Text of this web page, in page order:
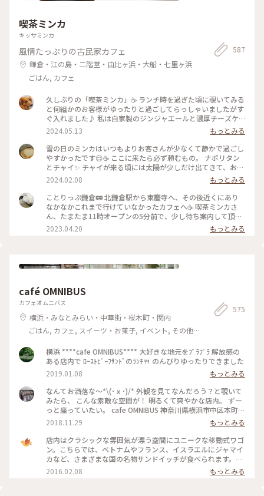
喫茶ミンカ
キッサミンカ
風情たっぷりの古民家カフェ
鎌倉・江の島・二階堂・由比ヶ浜・大船・七里ヶ浜
ごはん, カフェ
587
久しぶりの「喫茶ミンカ」☕️ ランチ時を過ぎた頃に覗いてみる
と何組かのお客様がゆったりと過ごしてらっしゃいましたがす
ぐ入れました♪ 私は自家製のジンジャエールと濃厚チーズケ
ーキ😋 友達は念願のプリン🍮食べれて幸せそうでした🍀 アン
テークな家具や小物 たくさんの本に囲まれて本好き同士「こ
こでゆったりと本を読んで過ごしたいねぇ💕」 #大好きな北鎌
倉をご案内
2024.05.13
もっとみる
雪の日のミンカはいつもよりお客さんが少なくて静かで過ごし
やすかったです😌☕ ここに来たら必ず頼むもの。 ナポリタン
とチャイ✨ チャイが来る頃には太陽が少しだけ出てきて、お店
に差し込む光も暖かいものになっていました😊 #冬の旅 #私の
ことりっぷ旅
2024.02.08
もっとみる
ことりっぷ鎌倉🚃 北鎌倉駅から東慶寺へ、その後近くにあり
なかなかこれまで行けていなかったカフェへ☕️ 喫茶ミンカさ
ん、たまたま11時オープンの5分前で、少し待ち案内して頂け
ました☺️ 素朴な花や緑の庭を眺めながらコーヒーとピロシキ
を遅い朝ごはん代わりに頂きました☕️ サクッとあったかピロシ
昼前には満席に😅 ずっと来てみたかったミンカさんに行け
カ#ピロシキ#コーヒー #ひとり歩き旅
2023.04.20 もっとみる
café OMNIBUS
カフェオムニバス
横浜・みなとみらい・中華街・桜木町・関内
ごはん, カフェ, スイーツ・お菓子, イベント, その他
575
横浜 ****cafe OMNIBUS**** 大好きな地元をﾌﾟﾗﾌﾟﾗ 解放感の
ある店内で ﾛｰｽﾄﾋﾞｰﾌｻﾝﾄﾞのﾗﾝﾁ🍴 のんびりゆったりできました
2019.01.08
もっとみる
なんてお洒落な〜*\(･ｘ･)/* 外観を見てなんだろう？と覗いて
みたら、 こんな素敵な空間が！ 明るくて爽やかな店内。 ずー
っと座っていたい。 cafe OMNIBUS 神奈川県横浜市中区本町6-
50-1YCC ヨコハマ創造都市センター 1F 045-306-9114 11:00
～20:00(L.O.19:30) ※lunch time 11:30～15:00（LO14:30）
※cafe&dinner time 15:00～20:00(LO19:30) 日曜営業 #横浜
#ヨコハマ #カフェ #馬車道駅 #馬車道 #レトロビル #桜木町駅
#cafe #OMNIBUS #旧第一銀行横浜支店 #ランチ #ディナー
2018.11.29
もっとみる
店内はクラシックな雰囲気が漂う空間にユニークな移動式ワゴ
ン。こちらでは、ベトナムやフランス、イスラエルにジャマイ
カなど、さまざまな国の名物サンドイッチが食べられます。中
でも人気があるのは南米発祥の「キューバサンド」。外側をカ
リッと焼いたパニーニに、ハムやピクルス、とろりとしたエメ
2016.02.08 もっとみる